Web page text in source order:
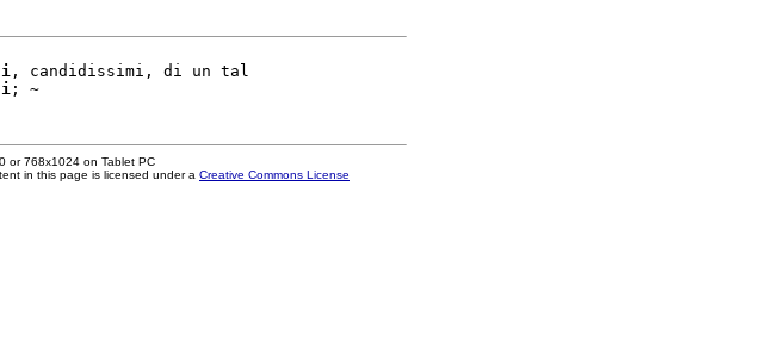
, candidissimi, di un tal
or 768x1024 on Tablet PC
in this page is licensed under a Creative Commons License